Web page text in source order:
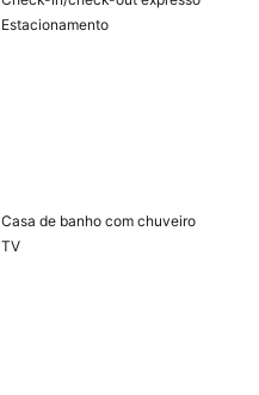
Estacionamento
Casa de banho com chuveiro
TV